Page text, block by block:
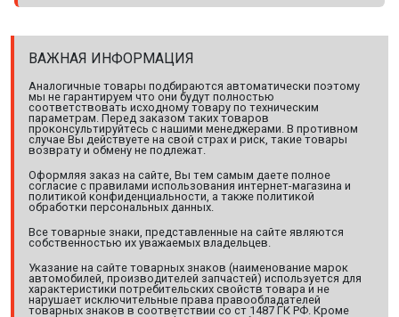
ВАЖНАЯ ИНФОРМАЦИЯ
Аналогичные товары подбираются автоматически поэтому
мы не гарантируем что они будут полностью
соответствовать исходному товару по техническим
параметрам. Перед заказом таких товаров
проконсультируйтесь с нашими менеджерами. В противном
случае Вы действуете на свой страх и риск, такие товары
возврату и обмену не подлежат.
Оформляя заказ на сайте, Вы тем самым даете полное
согласие с правилами использования интернет-магазина и
политикой конфиденциальности, а также политикой
обработки персональных данных.
Все товарные знаки, представленные на сайте являются
собственностью их уважаемых владельцев.
Указание на сайте товарных знаков (наименование марок
автомобилей, производителей запчастей) используется для
характеристики потребительских свойств товара и не
нарушает исключительные права правообладателей
товарных знаков в соответствии со ст 1487 ГК РФ. Кроме